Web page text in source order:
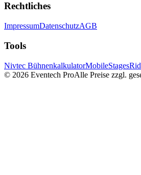
Rechtliches
ImpressumDatenschutzAGB
Tools
Nivtec BühnenkalkulatorMobileStages
© 2026 Eventech ProAlle Preise zzgl.